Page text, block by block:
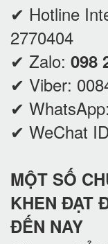
✔ Hotline
2770404
✔ Zalo: 098
✔ Viber:
✔ WhatsApp:
✔ WeChat
MỘT SỐ
KHEN ĐẠT
ĐẾN NAY